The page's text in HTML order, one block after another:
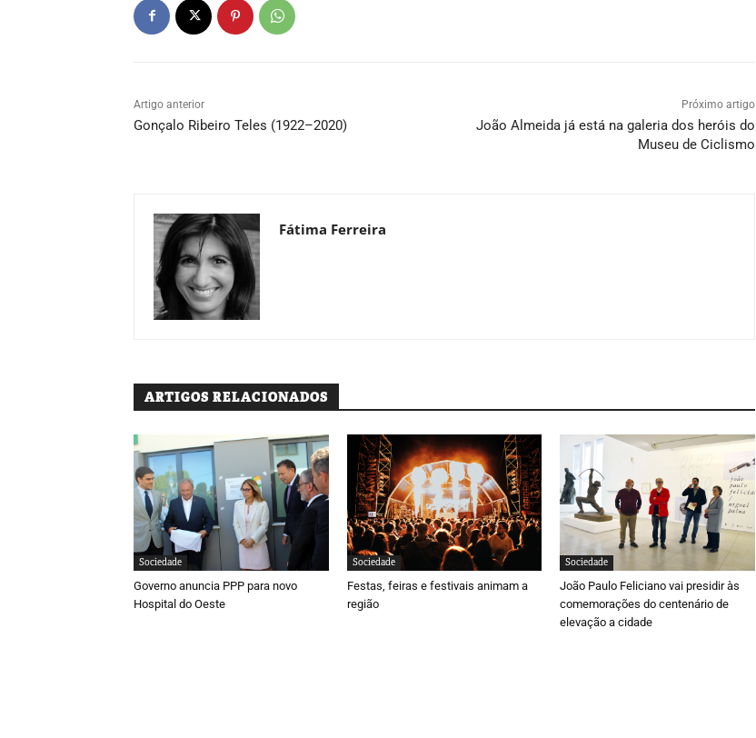
Artigo anterior
Gonçalo Ribeiro Teles (1922–2020)
Próximo artigo
João Almeida já está na galeria dos heróis do
Museu de Ciclismo
Fátima Ferreira
ARTIGOS RELACIONADOS
Sociedade
Governo anuncia PPP para novo
Hospital do Oeste
Sociedade
Festas, feiras e festivais animam a
região
Sociedade
João Paulo Feliciano vai presidir às
comemorações do centenário de
elevação a cidade